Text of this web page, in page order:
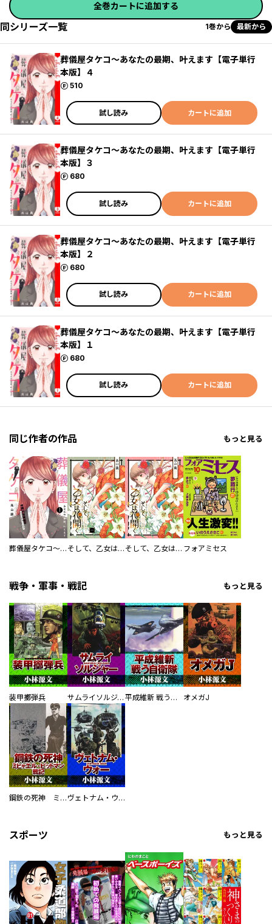
全巻カートに追加する
同シリーズ一覧 1巻から 最新から
葬儀屋タケコ～あなたの最期、叶えます【電子単行
本版】４
510
ポイント
試し読み カートに追加
葬儀屋タケコ～あなたの最期、叶えます【電子単行
本版】３
680
ポイント
試し読み カートに追加
葬儀屋タケコ～あなたの最期、叶えます【電子単行
本版】２
680
ポイント
試し読み カートに追加
葬儀屋タケコ～あなたの最期、叶えます【電子単行
本版】１
680
ポイント
試し読み カートに追加
同じ作者の作品 もっと見る
葬儀屋タケコ～あなたの最期、叶えます そして、乙女は花開く そして、乙女は花開く【合冊版】 フォアミセス
戦争・軍事・戦記 もっと見る
装甲擲弾兵 サムライソルジャー SAMURAI SOLDIER 平成維新 戦う自衛隊 オメガJ
鋼鉄の死神 ミヒャエル・ビットマン戦記 ヴェトナム・ウォー VIETNAM WAR
スポーツ もっと見る